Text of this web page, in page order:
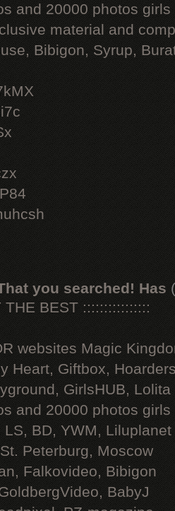
and 20000 photos
material and
Bibigon, Syrup,
you searched! Has
THE BEST ::::::::::::::::
websites Magic
Heart, Giftbox,
GirlsHUB, Lolita
and 20000 photos
BD, YWM, Liluplanet
Peterburg, Moscow
Falkovideo, Bibigon
BabyJ